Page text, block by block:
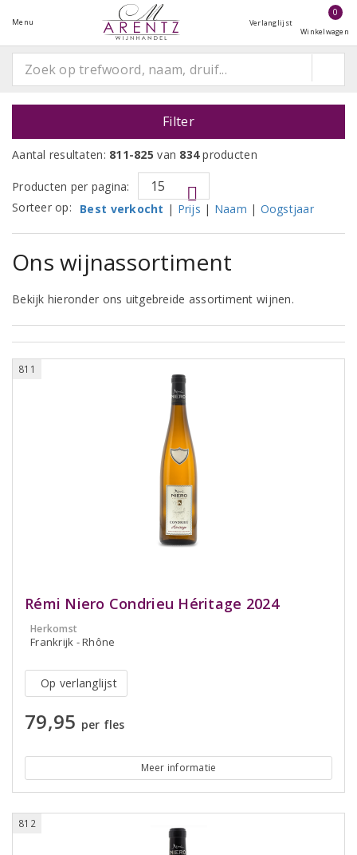
Menu Verlanglijst
0
Winkelwagen
Filter
Aantal resultaten: 811-825 van 834producten
Producten per pagina:
Sorteer op:
Best verkocht | Prijs | Naam | Oogstjaar
Ons wijnassortiment
Bekijk hieronder ons uitgebreide assortiment wijnen.
811
Rémi Niero Condrieu Héritage 2024
Herkomst
Frankrijk - Rhône
Op verlanglijst
79,95 per fles
Meer informatie
812